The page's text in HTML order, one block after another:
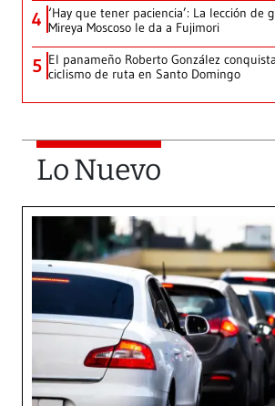
4 ‘Hay que tener paciencia’: La lección de
Mireya Moscoso le da a Fujimori
5 El panameño Roberto González
ciclismo de ruta en Santo Domingo
Lo Nuevo